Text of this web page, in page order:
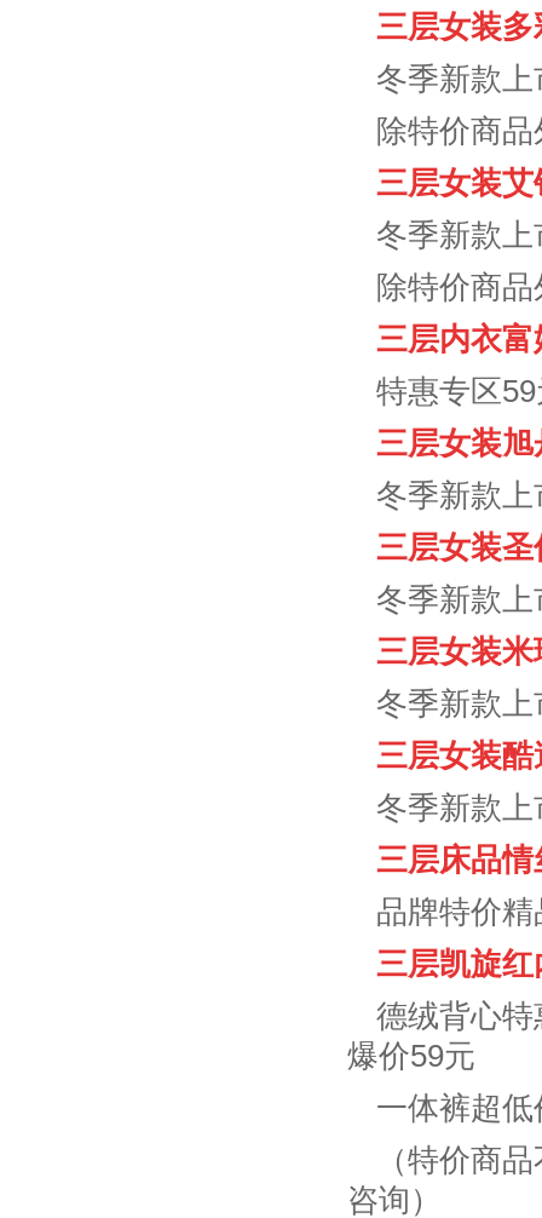
三层女装多
冬季新款上
除特价商
三层女装艾
冬季新款上
除特价商
三层内衣富
特惠专区
三层女装旭
冬季新款
三层女装圣
冬季新款
三层女装米
冬季新款
三层女装酷
冬季新款
三层床品情
品牌特价
三层凯旋
德绒背心
爆价59元
一体裤超
（特价商
咨询）